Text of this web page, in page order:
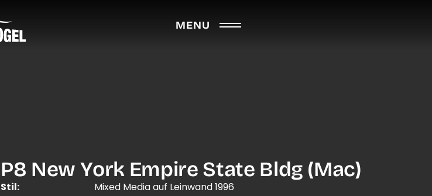
MENU
P8 New York Empire State Bldg (Mac)
Stil:
Mixed Media auf Leinwand 1996